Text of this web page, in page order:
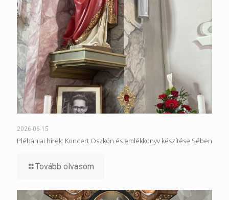
2026-06-15
Plébániai hírek: Koncert Oszkón és emlékkönyv készítése Sében
Tovább olvasom